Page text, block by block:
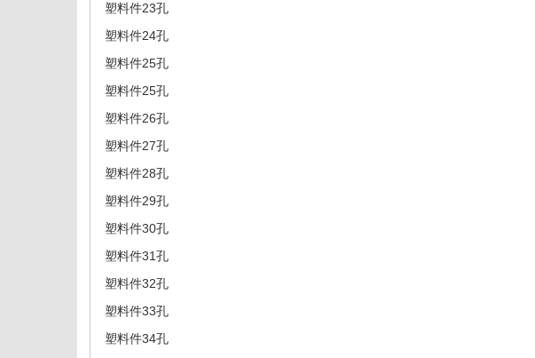
塑料件23孔
塑料件24孔
塑料件25孔
塑料件25孔
塑料件26孔
塑料件27孔
塑料件28孔
塑料件29孔
塑料件30孔
塑料件31孔
塑料件32孔
塑料件33孔
塑料件34孔